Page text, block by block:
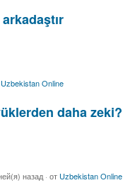
Uzbekistan Online
daha zeki?
назад · от Uzbekistan Online